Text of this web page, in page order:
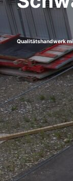
Qualitätshandwerk